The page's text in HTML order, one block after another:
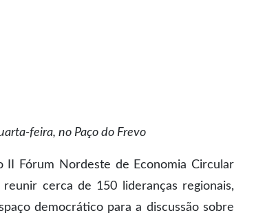
feira, no Paço do Frevo
II Fórum Nordeste de Economia Circular
cerca de 150 lideranças regionais,
democrático para a discussão sobre